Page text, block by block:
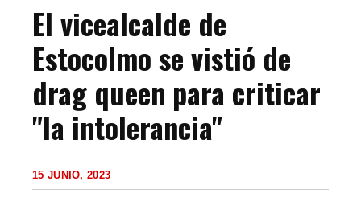
El vicealcalde de
Estocolmo se vistió de
drag queen para criticar
"la intolerancia"
15 JUNIO, 2023